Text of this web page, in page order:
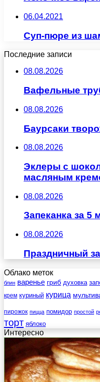
06.04.2021
Суп-пюре из
Последние записи
08.08.2026
Вафельные
08.08.2026
Баурсаки
08.08.2026
Эклеры с
масляным
08.08.2026
Запеканка за 5
08.08.2026
Праздничный
Облако меток
блин варенье гриб духовка
крем куриный курица
пирожок пицца помидор простой
торт яблоко
Интересно